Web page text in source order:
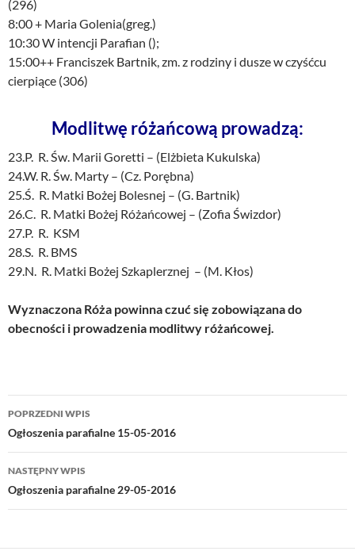
(296)
8:00 + Maria Golenia(greg.)
10:30 W intencji Parafian ();
15:00++ Franciszek Bartnik, zm. z rodziny i dusze w czyśćcu
cierpiące (306)
Modlitwę różańcową prowadzą:
23.P. R. Św. Marii Goretti – (Elżbieta Kukulska)
24.W. R. Św. Marty – (Cz. Porębna)
25.Ś. R. Matki Bożej Bolesnej – (G. Bartnik)
26.C. R. Matki Bożej Różańcowej – (Zofia Świzdor)
27.P. R. KSM
28.S. R. BMS
29.N. R. Matki Bożej Szkaplerznej – (M. Kłos)
Wyznaczona Róża powinna czuć się zobowiązana do
obecności i prowadzenia modlitwy różańcowej.
Nawigacja
wpisu
POPRZEDNI WPIS
Ogłoszenia parafialne 15-05-2016
NASTĘPNY WPIS
Ogłoszenia parafialne 29-05-2016